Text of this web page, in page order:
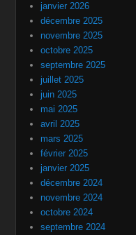
janvier 2026
décembre 2025
novembre 2025
octobre 2025
septembre 2025
juillet 2025
juin 2025
mai 2025
avril 2025
mars 2025
février 2025
janvier 2025
décembre 2024
novembre 2024
octobre 2024
septembre 2024